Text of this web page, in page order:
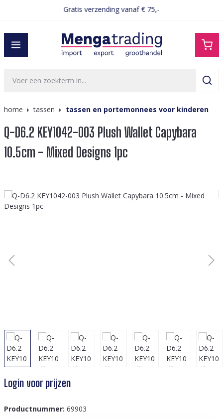
Gratis verzending vanaf € 75,-
home tassen tassen en portemonnees voor kinderen
Q-D6.2 KEY1042-003 Plush Wallet Capybara
10.5cm - Mixed Designs 1pc
Afbeeldingengalerij overslaan
Login voor prijzen
Productnummer: 69903